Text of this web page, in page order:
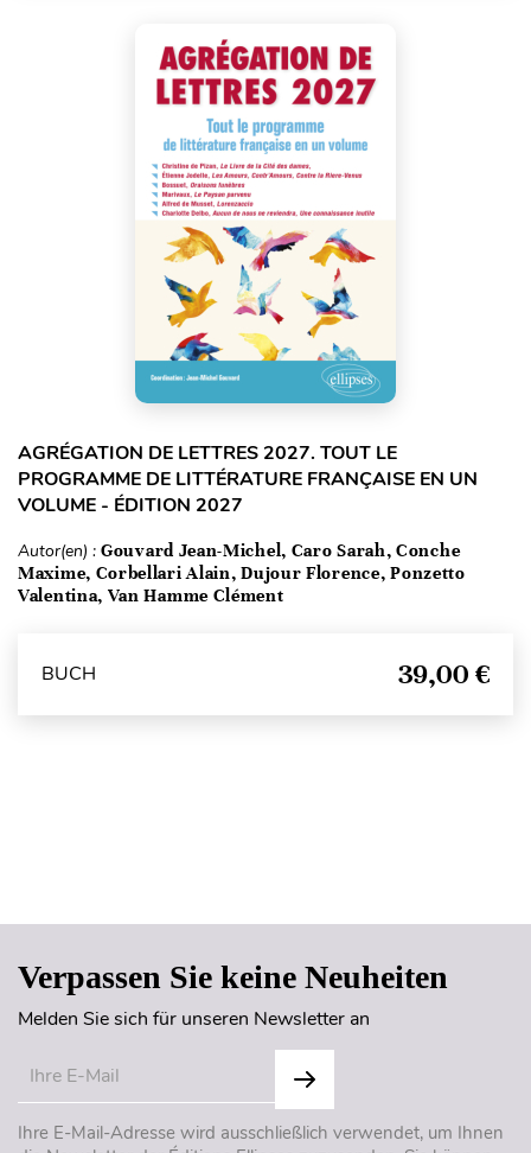
AGRÉGATION DE LETTRES 2027. TOUT LE
PROGRAMME DE LITTÉRATURE FRANÇAISE EN UN
VOLUME - ÉDITION 2027
Autor(en) : Gouvard Jean-Michel, Caro Sarah, Conche
Maxime, Corbellari Alain, Dujour Florence, Ponzetto
Valentina, Van Hamme Clément
BUCH 39,00 €
Verpassen Sie keine Neuheiten
Melden Sie sich für unseren Newsletter an
Ihre E-Mail-Adresse wird ausschließlich verwendet, um Ihnen